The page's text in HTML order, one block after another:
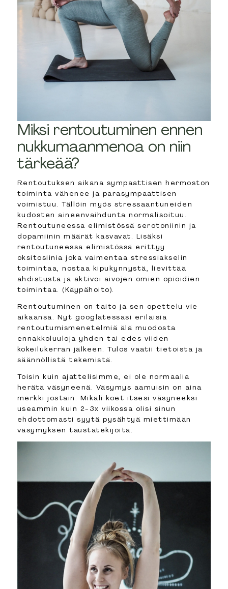
Miksi rentoutuminen ennen
nukkumaanmenoa on niin
tärkeää?
Rentoutuksen aikana sympaattisen hermoston
toiminta vähenee ja parasympaattisen
voimistuu. Tällöin myös stressaantuneiden
kudosten aineenvaihdunta normalisoituu.
Rentoutuneessa elimistössä serotoniinin ja
dopamiinin määrät kasvavat. Lisäksi
rentoutuneessa elimistössä erittyy
oksitosiinia joka vaimentaa stressiakselin
toimintaa, nostaa kipukynnystä, lievittää
ahdistusta ja aktivoi aivojen omien opioidien
toimintaa. (Käypähoito).
Rentoutuminen on taito ja sen opettelu vie
aikaansa. Nyt googlatessasi erilaisia
rentoutumismenetelmiä älä muodosta
ennakkoluuloja yhden tai edes viiden
kokeilukerran jälkeen. Tulos vaatii tietoista ja
säännöllistä tekemistä.
Toisin kuin ajattelisimme, ei ole normaalia
herätä väsyneenä. Väsymys aamuisin on aina
merkki jostain. Mikäli koet itsesi väsyneeksi
useammin kuin 2-3x viikossa olisi sinun
ehdottomasti syytä pysähtyä miettimään
väsymyksen taustatekijöitä.